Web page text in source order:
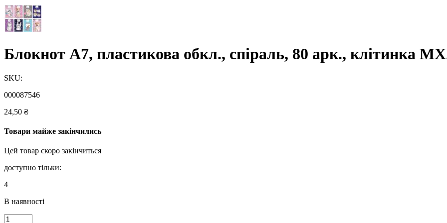
Блокнот А7, пластикова обкл., спіраль, 80 арк., клітинка
SKU:
000087546
24,50 ₴
Товари майже закінчились
Цей товар скоро закінчиться
доступно тільки:
4
В наявності
Блокнот